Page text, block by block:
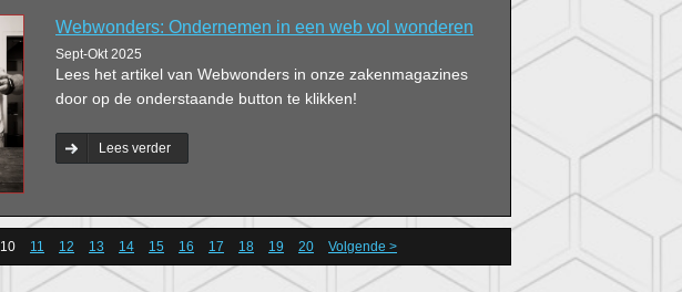
Webwonders: Ondernemen in een web vol wonderen
Sept-Okt 2025
Lees het artikel van Webwonders in onze zakenmagazines
door op de onderstaande button te klikken!
Lees verder
10 11 12 13 14 15 16 17 18 19 20 Volgende >